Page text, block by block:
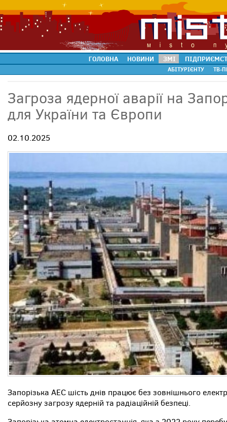
ГОЛОВНА НОВИНИ ЗМІ
АБІТУРІЄНТУ ТВ-
Загроза ядерної аварії на
для України та Європи
02.10.2025
Запорізька АЕС шість днів працює без зовнішнього
серйозну загрозу ядерній та радіаційній безпеці.